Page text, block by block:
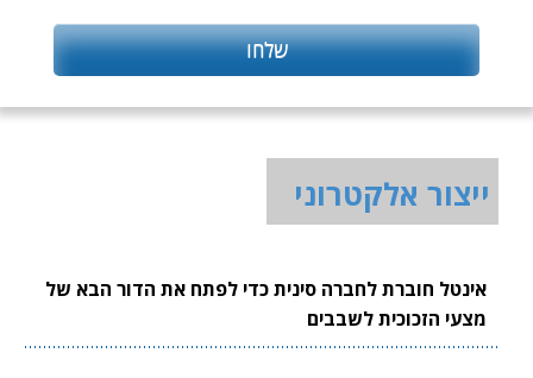
ייצור אלקטרוני
אינטל חוברת לחברה סינית כדי לפתח את הדור הבא של
מצעי הזכוכית לשבבים